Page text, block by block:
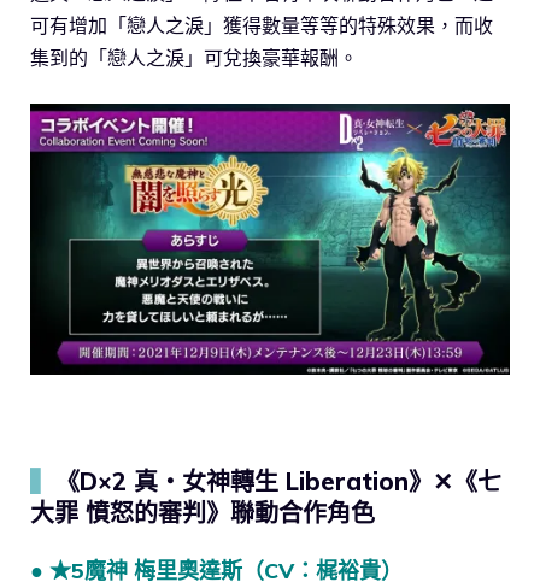
可有增加「戀人之淚」獲得數量等等的特殊效果，而收
集到的「戀人之淚」可兌換豪華報酬。
《D×2 真・女神轉生 Liberation》✕《七
大罪 憤怒的審判》聯動合作角色
● ★5魔神 梅里奧達斯（CV：梶裕貴）